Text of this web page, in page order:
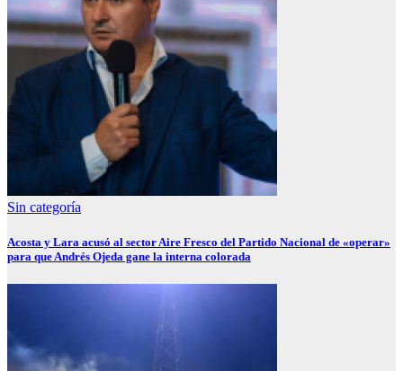
Sin categoría
Acosta y Lara acusó al sector Aire Fresco del Partido Nacional de «operar»
para que Andrés Ojeda gane la interna colorada